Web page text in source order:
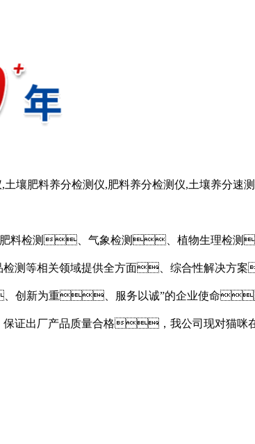
壤肥料养分检测仪,肥料养分检测仪,土壤养分速
料检测、气象检测、植物生理检测
等相关领域提供全方面、综合性解决方
、创新为重、服务以诚”的企业使命
出厂产品质量合格，我公司现对猫咪